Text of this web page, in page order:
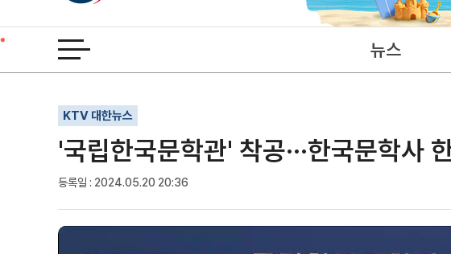
전체메뉴 열기 뉴스
KTV 대한뉴스
'국립한국문학관' 착공···한국문학사
등록일 : 2024.05.20 20:36
기사인쇄
글자확대
글자축소